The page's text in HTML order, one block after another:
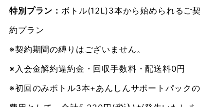
特別プラン：ボトル(12L)3本から始められるご契
約プラン
※契約期間の縛りはございません。
※入会金解約違約金・回収手数料・配送料0円
※初回のみボトル3本+あんしんサポートパックの